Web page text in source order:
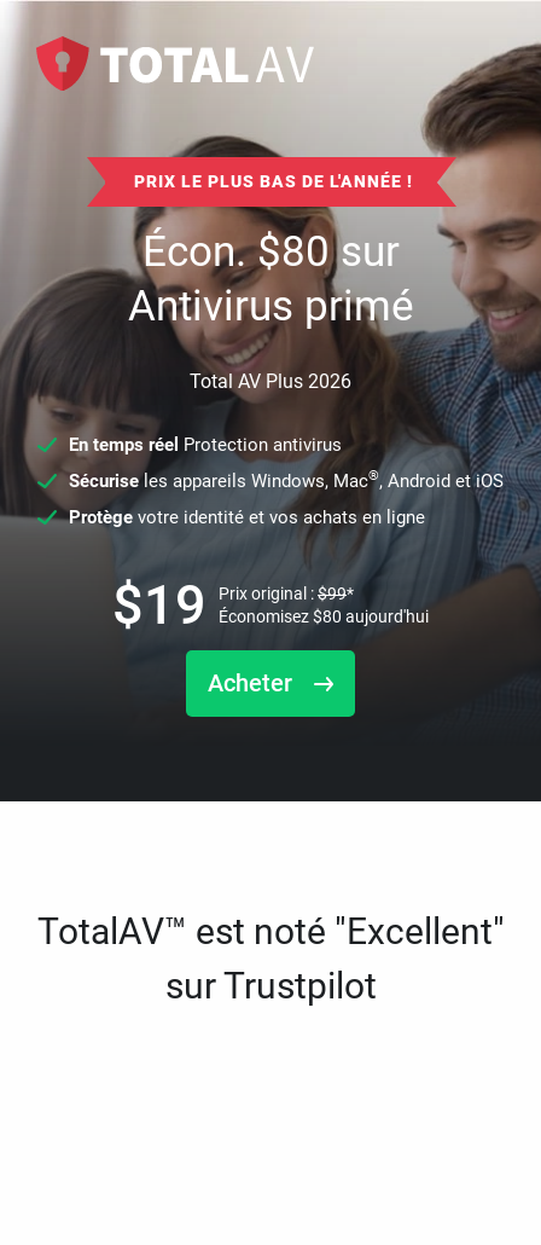
PRIX LE PLUS BAS DE L'ANNÉE !
Écon.$80sur
Antivirus primé
Total AV Plus 2026
En temps réel Protection antivirus
Sécuriseles appareils Windows, Mac®, Android et iOS
Protège votre identité et vos achats en ligne
Acheter
$19 Prix original :$99*
Économisez$80 aujourd'hui
TotalAV™ est noté "Excellent"
sur Trustpilot